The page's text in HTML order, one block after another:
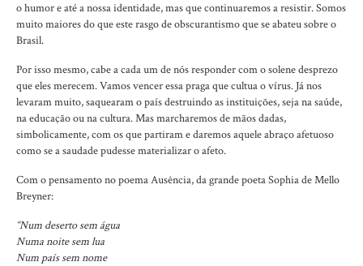
o humor e até a nossa identidade, mas que continuaremos a resistir. Somos
muito maiores do que este rasgo de obscurantismo que se abateu sobre o
Brasil.
Por isso mesmo, cabe a cada um de nós responder com o solene desprezo
que eles merecem. Vamos vencer essa praga que cultua o vírus. Já nos
levaram muito, saquearam o país destruindo as instituições, seja na saúde,
na educação ou na cultura. Mas marcharemos de mãos dadas,
simbolicamente, com os que partiram e daremos aquele abraço afetuoso
como se a saudade pudesse materializar o afeto.
Com o pensamento no poema Ausência, da grande poeta Sophia de Mello
Breyner:
“Num deserto sem água
Numa noite sem lua
Num país sem nome